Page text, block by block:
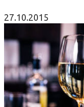
27.10.2015